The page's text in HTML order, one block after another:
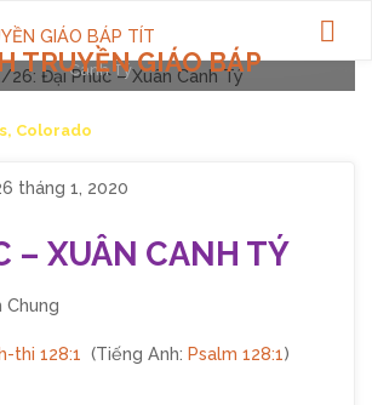
TRUYỀN GIÁO BÁP
Colorado
Bài Giảng 2020/01/26: Đại Phúc – Xuân
Canh Tý
tháng 1, 2020
– XUÂN CANH TÝ
Chung
thi 128:1 (Tiếng Anh: Psalm 128:1)